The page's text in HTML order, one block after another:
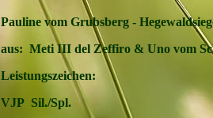
Pauline vom Grubsberg -
aus: Meti III del Zeffiro & Uno vom
Leistungszeichen:
VJP Sil./Spl.